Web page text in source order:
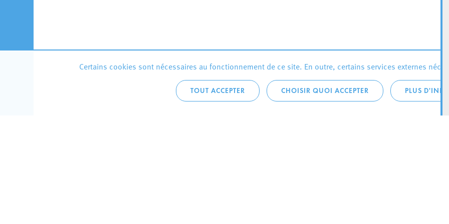
Certains cookies sont nécessaires au fonctionnement de ce site. En outre, certains services externes
TOUT ACCEPTER CHOISIR QUOI ACCEPTER PLUS